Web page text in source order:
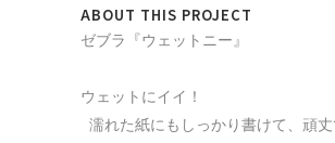
ABOUT THIS PROJECT
ゼブラ『ウェットニー』
ウェットにイイ！
濡れた紙にもしっかり書けて、頑